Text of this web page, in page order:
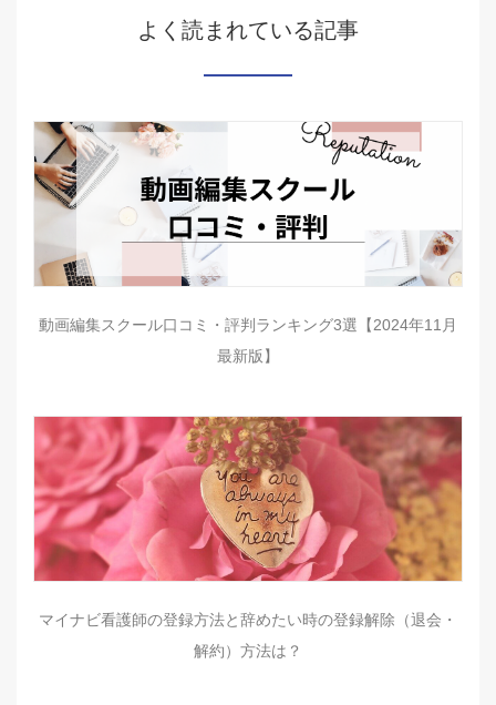
よく読まれている記事
動画編集スクール口コミ・評判ランキング3選【2024年11月
最新版】
マイナビ看護師の登録方法と辞めたい時の登録解除（退会・
解約）方法は？